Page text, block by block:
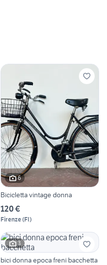
6
Bicicletta vintage donna
120 €
Firenze(FI)
3
bici donna epoca freni bacchetta